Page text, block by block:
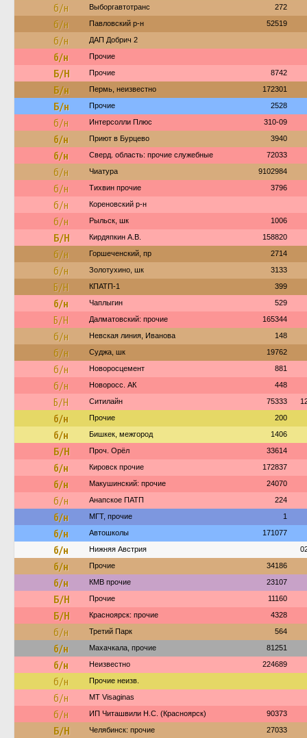
б/н Выборгавтотранс 272
б/н Павловский р-н 52519
б/н ДАП Добрич 2
б/н Прочие
Б/Н Прочие 8742
Б/н Пермь, неизвестно 172301
Б/н Прочие 2528
б/н Интерсолли Плюс 310-09
б/н Приют в Бурцево 3940
б/н Сверд. область: прочие служебные 72033
б/н Чиатура 9102984
б/н Тихвин прочие 3796
б/н Кореновский р-н
б/н Рыльск, шк 1006
Б/Н Кирдяпкин А.В. 158820
б/н Горшеченский, пр 2714
б/н Золотухино, шк 3133
Б/Н КПАТП-1 399
б/н Чаплыгин 529
Б/Н Далматовский: прочие 165344
б/н Невская линия, Иванова 148
б/н Суджа, шк 19762
б/н Новоросцемент 881
б/н Новоросс. АК 448
Б/Н Ситилайн 75333
б/н Прочие 200
б/н Бишкек, межгород 1406
Б/Н Проч. Орёл 33614
б/н Кировск прочие 172837
б/н Макушинский: прочие 24070
б/н Анапское ПАТП 224
б/н МГТ, прочие 1
б/н Автошколы 171077
б/н Нижняя Австрия
б/н Прочие 34186
б/н КМВ прочие 23107
Б/Н Прочие 11160
Б/Н Красноярск: прочие 4328
б/н Третий Парк 564
б/н Махачкала, прочие 81251
б/н Неизвестно 224689
б/н Прочие неизв.
б/н MT Visaginas
б/н ИП Читашвили Н.С. (Красноярск) 90373
Б/Н Челябинск: прочие 27033